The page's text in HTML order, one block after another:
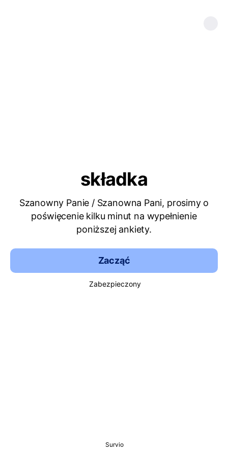
składka
Szanowny Panie / Szanowna Pani, prosimy o
poświęcenie kilku minut na wypełnienie
poniższej ankiety.
Zacząć
Zabezpieczony
Survio